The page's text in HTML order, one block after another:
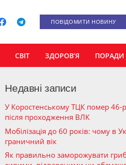
ПОВІДОМИТИ НОВИНУ
СВІТ ЗДОРОВ’Я ПОРАДИ
Недавні записи
У Коростенському ТЦК помер 46-
після проходження ВЛК
Мобілізація до 60 років: чому в
граничний вік
Як правильно заморожувати